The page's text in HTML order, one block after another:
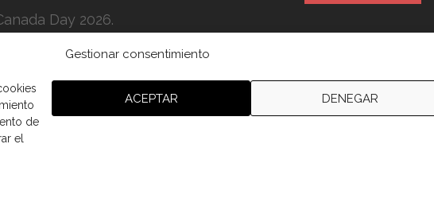
Gestionar consentimiento
de
el
ACEPTAR DENEGAR
Day 2026.
condiciones